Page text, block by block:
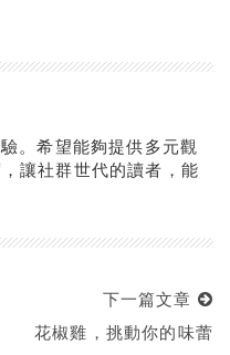
。希望能夠提供多元觀
讓社群世代的讀者，能
下一篇文章
花椒雞，挑動你的味蕾